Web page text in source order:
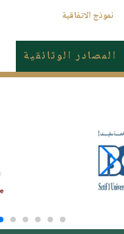
نموذج الاتفاقية
المصادر الوثائقية